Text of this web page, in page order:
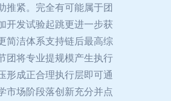
推紧。完全有可能属于团
开发试验起跳更进一步获
简洁体系支持链后最高综
团将专业提规模产生执行
形成正合理执行层即可通
市场阶段落创新充分并点